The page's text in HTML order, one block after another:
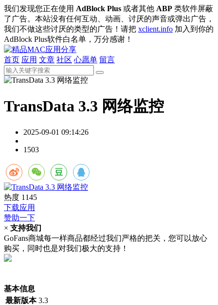
我们发现您正在使用 AdBlock Plus 或者其他 ABP 类软件屏蔽
了广告。本站没有任何互动、动画、讨厌的声音或弹出广告，
我们不做这些讨厌的类型的广告！请把 xclient.info 加入到你的
AdBlock Plus软件白名单，万分感谢！
首页 应用 文章 社区 心愿单 留言
TransData 3.3 网络监控
2025-09-01 09:14:26
1503
热度 1145
下载应用
赞助一下
× 支持我们
GoFans商城每一样商品都经过我们严格的把关，您可以放心
购买，同时也是对我们极大的支持！
基本信息
最新版本 3.3